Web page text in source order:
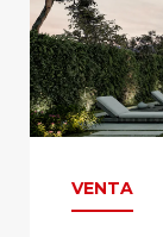
VENTA